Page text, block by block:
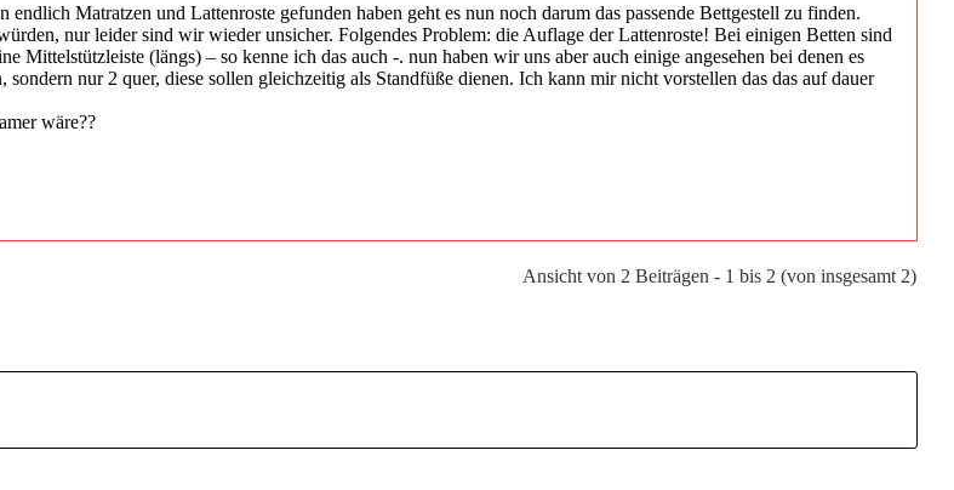
Matratzen und Lattenroste gefunden haben geht es nun noch darum das passende Bettgestell zu finden.
nur leider sind wir wieder unsicher. Folgendes Problem: die Auflage der Lattenroste! Bei einigen Betten sind
Mittelstützleiste (längs) – so kenne ich das auch -. nun haben wir uns aber auch einige angesehen bei denen es
nur 2 quer, diese sollen gleichzeitig als Standfüße dienen. Ich kann mir nicht vorstellen das das auf dauer
wäre??
Ansicht von 2 Beiträgen - 1 bis 2 (von insgesamt 2)